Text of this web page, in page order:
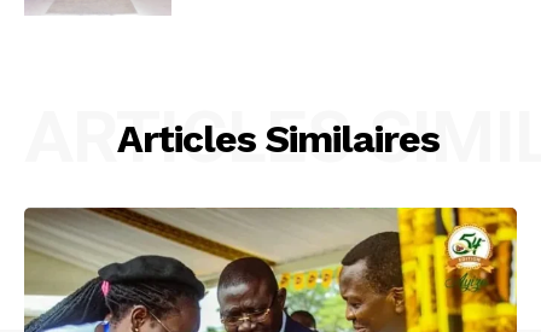
Articles Similaires
ARTICLES